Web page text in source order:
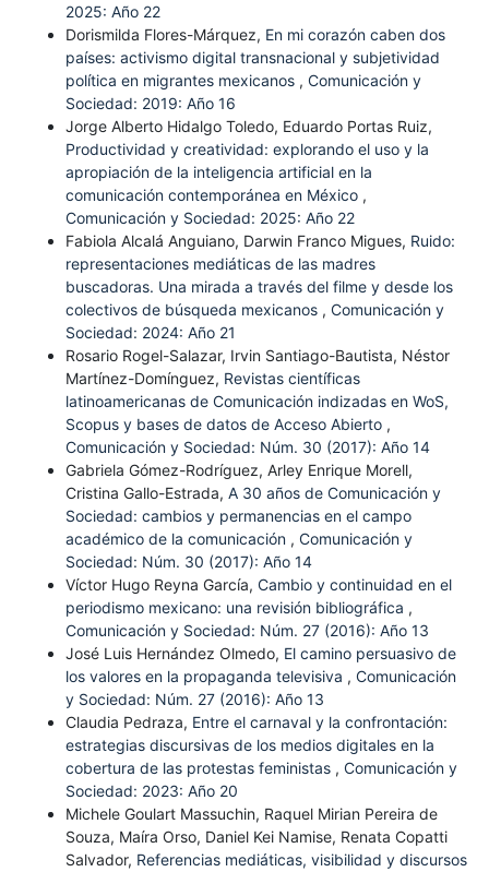
2025: Año 22
Dorismilda Flores-Márquez, En mi corazón caben dos
países: activismo digital transnacional y subjetividad
política en migrantes mexicanos , Comunicación y
Sociedad: 2019: Año 16
Jorge Alberto Hidalgo Toledo, Eduardo Portas Ruiz,
Productividad y creatividad: explorando el uso y la
apropiación de la inteligencia artificial en la
comunicación contemporánea en México ,
Comunicación y Sociedad: 2025: Año 22
Fabiola Alcalá Anguiano, Darwin Franco Migues, Ruido:
representaciones mediáticas de las madres
buscadoras. Una mirada a través del filme y desde los
colectivos de búsqueda mexicanos , Comunicación y
Sociedad: 2024: Año 21
Rosario Rogel-Salazar, Irvin Santiago-Bautista, Néstor
Martínez-Domínguez, Revistas científicas
latinoamericanas de Comunicación indizadas en WoS,
Scopus y bases de datos de Acceso Abierto ,
Comunicación y Sociedad: Núm. 30 (2017): Año 14
Gabriela Gómez-Rodríguez, Arley Enrique Morell,
Cristina Gallo-Estrada, A 30 años de Comunicación y
Sociedad: cambios y permanencias en el campo
académico de la comunicación , Comunicación y
Sociedad: Núm. 30 (2017): Año 14
Víctor Hugo Reyna García, Cambio y continuidad en el
periodismo mexicano: una revisión bibliográfica ,
Comunicación y Sociedad: Núm. 27 (2016): Año 13
José Luis Hernández Olmedo, El camino persuasivo de
los valores en la propaganda televisiva , Comunicación
y Sociedad: Núm. 27 (2016): Año 13
Claudia Pedraza, Entre el carnaval y la confrontación:
estrategias discursivas de los medios digitales en la
cobertura de las protestas feministas , Comunicación y
Sociedad: 2023: Año 20
Michele Goulart Massuchin, Raquel Mirian Pereira de
Souza, Maíra Orso, Daniel Kei Namise, Renata Copatti
Salvador, Referencias mediáticas, visibilidad y discursos